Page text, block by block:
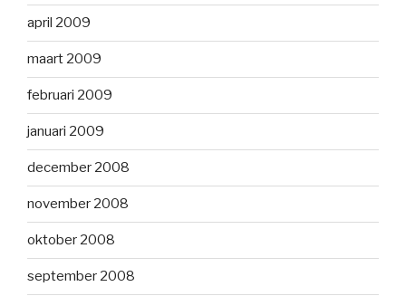
april 2009
maart 2009
februari 2009
januari 2009
december 2008
november 2008
oktober 2008
september 2008